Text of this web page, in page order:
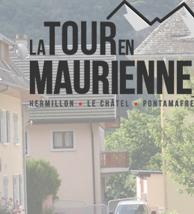
VIE
HISTOIRE &
INFORMATIONS
ENFANCE &